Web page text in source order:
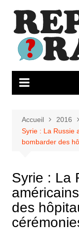
contenu
Accueil 2016
Syrie : La Russie
bombarder des
Syrie : La
des